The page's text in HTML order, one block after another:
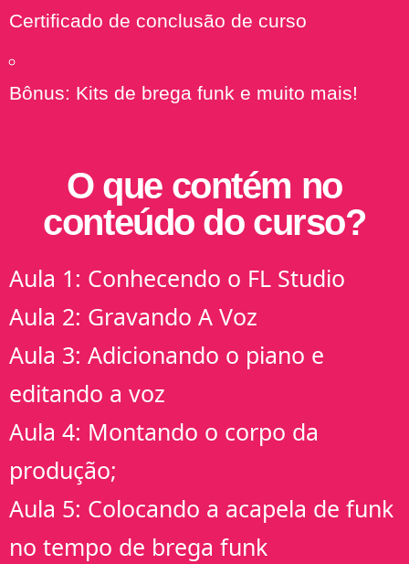
Certificado de conclusão de curso
Bônus: Kits de brega funk e muito mais!
O que contém no
conteúdo do curso?
Aula 1: Conhecendo o FL Studio
Aula 2: Gravando A Voz
Aula 3: Adicionando o piano e
editando a voz
Aula 4: Montando o corpo da
produção;
Aula 5: Colocando a acapela de funk
no tempo de brega funk